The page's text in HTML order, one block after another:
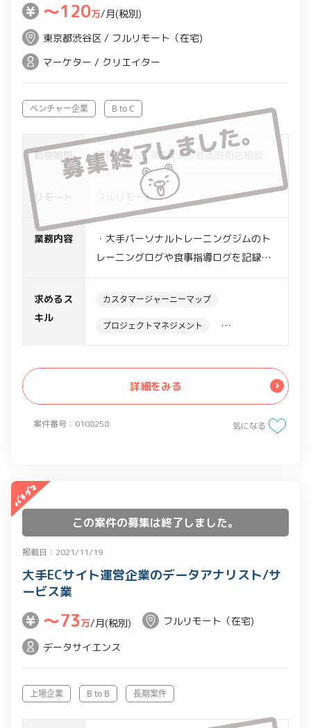
案件番号：0108258
〜120万/月(税別)
東京都渋谷区 / フルリモート（在宅)
マーケター / クリエイター
ベンチャー企業 B to C
勤務期間 即日～2022年3月末※参画時期応相談
リモート フルリモート
業務内容
・大手パーソナルトレーニングジムのト
レーニングログや食事指導ログを記録
ケーションやトレーニング指導を行うア
・上記におけるプロダクトマネージャー
リー、要件定義書の作成
・クライアントの推進メンバーと連携し
た要件調整
・Salesforceを用いたCRMプロジェクト
求めるス
キル
カスタマージャーニーマップ
プロジェクトマネジメント
詳細をみる
気になる
この案件の募集は終了しました。
掲載日：2021/11/19
大手ECサイト運営企業のデータアナリスト/サ
ービス業
〜73万/月(税別)
フルリモート（在宅)
データサイエンス
上場企業 B to B 長期案件